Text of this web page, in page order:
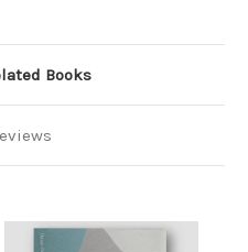
Books